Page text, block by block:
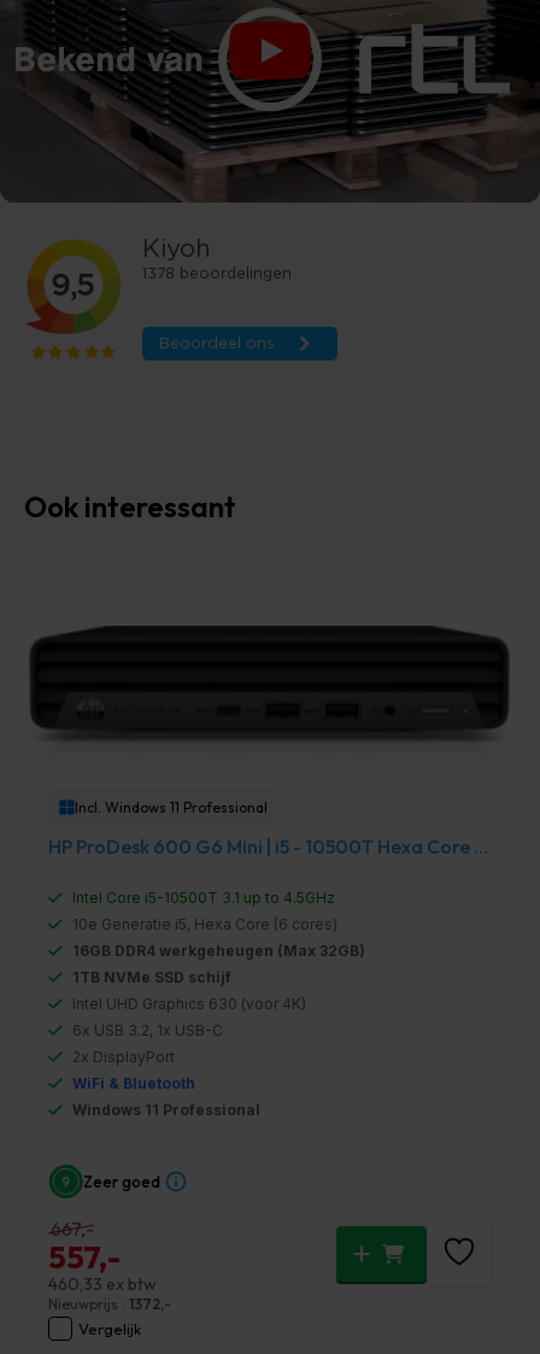
Play
Ook interessant
Incl. Windows 11 Professional
HP ProDesk 600 G6 Mini | i5 - 10500T Hexa Core | 16GB DDR4 | 1TB SSD | 2x DisplayPort| WiFi | Bluetooth | Windows 11 PRO | Refurbished
Intel Core i5-10500T 3.1 up to 4.5GHz
10e Generatie i5, Hexa Core (6 cores)
16GB DDR4 werkgeheugen (Max 32GB)
1TB NVMe SSD schijf
Intel UHD Graphics 630 (voor 4K)
6x USB 3.2, 1x USB-C
2x DisplayPort
WiFi & Bluetooth
Windows 11 Professional
Zeer goed
667,-
Oorspronkelijke
prijs
was:
€ 667,00.
557,-
prijs
is:
€ 557,00.
460,33 ex btw
Nieuwprijs : 1372,-
Vergelijk